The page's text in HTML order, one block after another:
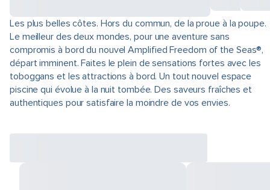
Les plus belles côtes. Hors du commun, de la proue à la poupe.
Le meilleur des deux mondes, pour une aventure sans
compromis à bord du nouvel Amplified Freedom of the Seas®,
départ imminent. Faites le plein de sensations fortes avec les
toboggans et les attractions à bord. Un tout nouvel espace
piscine qui évolue à la nuit tombée. Des saveurs fraîches et
authentiques pour satisfaire la moindre de vos envies.